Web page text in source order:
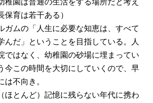
稚園は普通の生活をする場所だと考え
育は若干ある）
ムの「人生に必要な知恵は、すべて
んだ」ということを目指している。人
ではなく、幼稚園の砂場に埋まってい
今この時間を大切にしていくので、早
は不向き。
とんど）記憶に残らない年代に携わ